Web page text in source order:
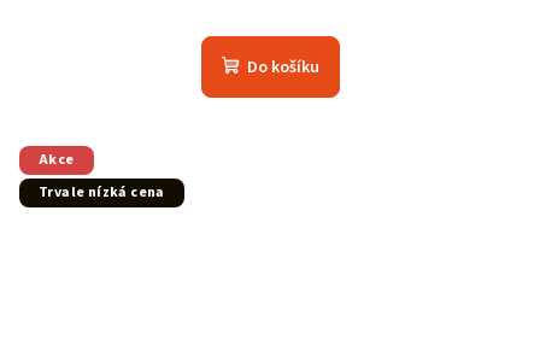
hodnocení
produktu
Do košíku
Akce
Trvale nízká cena